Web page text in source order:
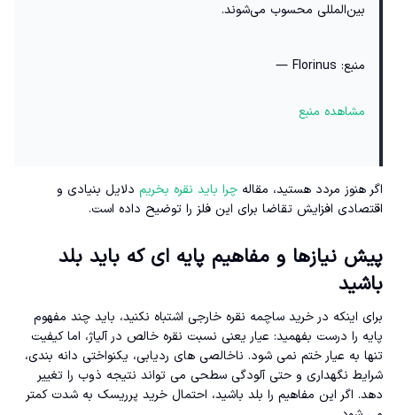
بین‌المللی محسوب می‌شوند.
منبع: Florinus —
مشاهده منبع
اگر هنوز مردد هستید، مقاله چرا باید نقره بخریم دلایل بنیادی و
اقتصادی افزایش تقاضا برای این فلز را توضیح داده است.
پیش نیازها و مفاهیم پایه ای که باید بلد
باشید
برای اینکه در خرید ساچمه نقره خارجی اشتباه نکنید، باید چند مفهوم
پایه را درست بفهمید: عیار یعنی نسبت نقره خالص در آلیاژ، اما کیفیت
تنها به عیار ختم نمی شود. ناخالصی های ردیابی، یکنواختی دانه بندی،
شرایط نگهداری و حتی آلودگی سطحی می تواند نتیجه ذوب را تغییر
دهد. اگر این مفاهیم را بلد باشید، احتمال خرید پرریسک به شدت کمتر